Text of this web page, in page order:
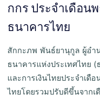
กกร ประจำเดือน
ธนาคารไทย
สักกะภพ พันธ์ยานุกูล ผู้อำ
ธนาคารแห่งประเทศไทย
และการเงินไทยประจำเดื
ไทยโดยรวมปรับดีขึ้นจาก